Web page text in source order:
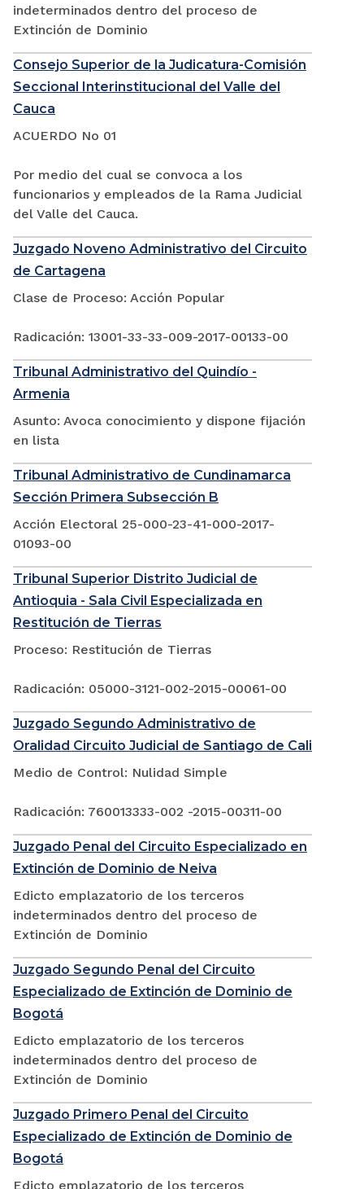
indeterminados dentro del proceso de
Extinción de Dominio
Consejo Superior de la Judicatura-Comisión
Seccional Interinstitucional del Valle del
Cauca
ACUERDO No 01
Por medio del cual se convoca a los
funcionarios y empleados de la Rama Judicial
del Valle del Cauca.
Juzgado Noveno Administrativo del Circuito
de Cartagena
Clase de Proceso: Acción Popular
Radicación: 13001-33-33-009-2017-00133-00
Tribunal Administrativo del Quindío -
Armenia
Asunto: Avoca conocimiento y dispone fijación
en lista
Tribunal Administrativo de Cundinamarca
Sección Primera Subsección B
Acción Electoral 25-000-23-41-000-2017-
01093-00
Tribunal Superior Distrito Judicial de
Antioquia - Sala Civil Especializada en
Restitución de Tierras
Proceso: Restitución de Tierras
Radicación: 05000-3121-002-2015-00061-00
Juzgado Segundo Administrativo de
Oralidad Circuito Judicial de Santiago de Cali
Medio de Control: Nulidad Simple
Radicación: 760013333-002 -2015-00311-00
Juzgado Penal del Circuito Especializado en
Extinción de Dominio de Neiva
Edicto emplazatorio de los terceros
indeterminados dentro del proceso de
Extinción de Dominio
Juzgado Segundo Penal del Circuito
Especializado de Extinción de Dominio de
Bogotá
Edicto emplazatorio de los terceros
indeterminados dentro del proceso de
Extinción de Dominio
Juzgado Primero Penal del Circuito
Especializado de Extinción de Dominio de
Bogotá
Edicto emplazatorio de los terceros